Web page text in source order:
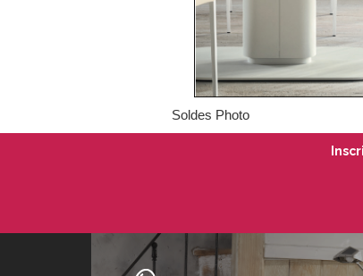
Soldes Photo